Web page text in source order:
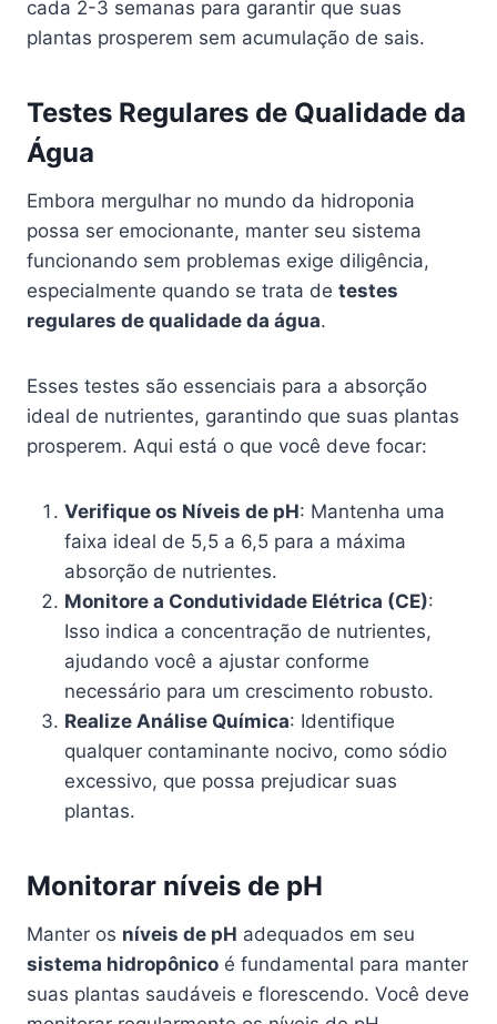
cada 2-3 semanas para garantir que suas
plantas prosperem sem acumulação de sais.
Testes Regulares de Qualidade da
Água
Embora mergulhar no mundo da hidroponia
possa ser emocionante, manter seu sistema
funcionando sem problemas exige diligência,
especialmente quando se trata de testes
regulares de qualidade da água.
Esses testes são essenciais para a absorção
ideal de nutrientes, garantindo que suas plantas
prosperem. Aqui está o que você deve focar:
Verifique os Níveis de pH: Mantenha uma
faixa ideal de 5,5 a 6,5 para a máxima
absorção de nutrientes.
Monitore a Condutividade Elétrica (CE):
Isso indica a concentração de nutrientes,
ajudando você a ajustar conforme
necessário para um crescimento robusto.
Realize Análise Química: Identifique
qualquer contaminante nocivo, como sódio
excessivo, que possa prejudicar suas
plantas.
Monitorar níveis de pH
Manter os níveis de pH adequados em seu
sistema hidropônico é fundamental para manter
suas plantas saudáveis e florescendo. Você deve